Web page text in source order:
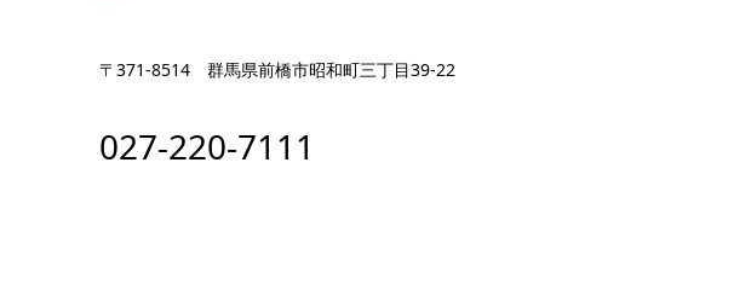
〒371-8514 群馬県前橋市昭和町三丁目39-22
027-220-7111